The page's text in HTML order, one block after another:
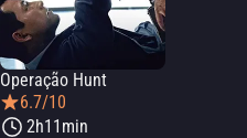
Operação Hunt
6.7/10
2h11min